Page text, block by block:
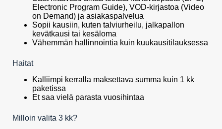
Electronic Program Guide), VOD-kirjastoa (Video
on Demand) ja asiakaspalvelua
Sopii kausiin, kuten talviurheilu, jalkapallon
kevätkausi tai kesäloma
Vähemmän hallinnointia kuin kuukausitilauksessa
Haitat
Kalliimpi kerralla maksettava summa kuin 1 kk
paketissa
Et saa vielä parasta vuosihintaa
Milloin valita 3 kk?